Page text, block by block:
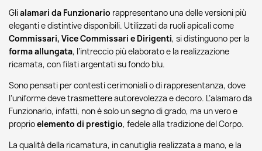
Glialamari da Funzionario rappresentano una delle versioni più
eleganti e distintive disponibili. Utilizzati da ruoli apicali come
Commissari, Vice Commissari e Dirigenti, si distinguono per la
forma allungata, l’intreccio più elaborato e la realizzazione
ricamata, con filati argentati su fondo blu.
Sono pensati per contesti cerimoniali o di rappresentanza, dove
l’uniforme deve trasmettere autorevolezza e decoro. L’alamaro da
Funzionario, infatti, non è solo un segno di grado, ma un vero e
proprioelemento di prestigio, fedele alla tradizione del Corpo.
La qualità della ricamatura, in canutiglia realizzata a mano, e la